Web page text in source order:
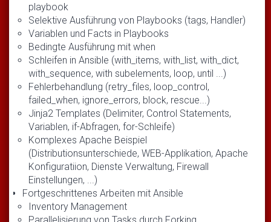
playbook
Selektive Ausführung von Playbooks (tags, Handler)
Variablen und Facts in Playbooks
Bedingte Ausführung mit when
Schleifen in Ansible (with_items, with_list, with_dict,
with_sequence, with subelements, loop, until ...)
Fehlerbehandlung (retry_files, loop_control,
failed_when, ignore_errors, block, rescue...)
Jinja2 Templates (Delimiter, Control Statements,
Variablen, if-Abfragen, for-Schleife)
Komplexes Apache Beispiel
(Distributionsunterschiede, WEB-Applikation, Apache
Konfiguratiion, Dienste Verwaltung, Firewall
Einstellungen, ...)
Fortgeschrittenes Arbeiten mit Ansible
Inventory Management